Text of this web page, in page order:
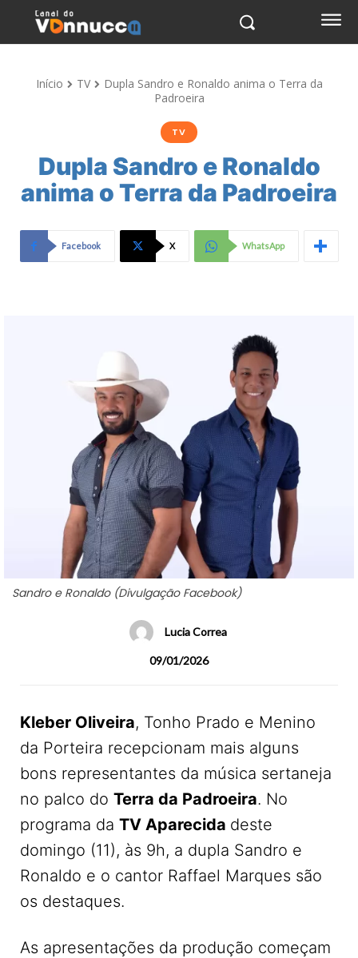
Início TV
Dupla Sandro e Ronaldo anima o Terra da
Padroeira
TV
Dupla Sandro e Ronaldo
anima o Terra da Padroeira
Facebook X WhatsApp
Sandro e Ronaldo (Divulgação Facebook)
Lucia Correa
09/01/2026
Kleber Oliveira, Tonho Prado e Menino
da Porteira recepcionam mais alguns
bons representantes da música sertaneja
no palco do Terra da Padroeira. No
programa da TV Aparecida deste
domingo (11), às 9h, a dupla Sandro e
Ronaldo e o cantor Raffael Marques são
os destaques.
As apresentações da produção começam